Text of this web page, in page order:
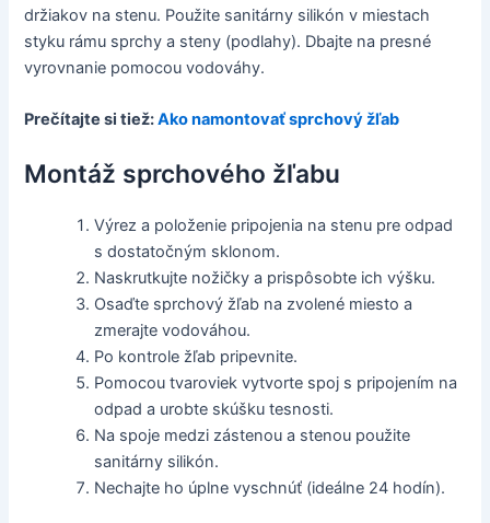
držiakov na stenu. Použite sanitárny silikón v miestach
styku rámu sprchy a steny (podlahy). Dbajte na presné
vyrovnanie pomocou vodováhy.
Prečítajte si tiež:Ako namontovať sprchový žľab
Montáž sprchového žľabu
Výrez a položenie pripojenia na stenu pre odpad
s dostatočným sklonom.
Naskrutkujte nožičky a prispôsobte ich výšku.
Osaďte sprchový žľab na zvolené miesto a
zmerajte vodováhou.
Po kontrole žľab pripevnite.
Pomocou tvaroviek vytvorte spoj s pripojením na
odpad a urobte skúšku tesnosti.
Na spoje medzi zástenou a stenou použite
sanitárny silikón.
Nechajte ho úplne vyschnúť (ideálne 24 hodín).